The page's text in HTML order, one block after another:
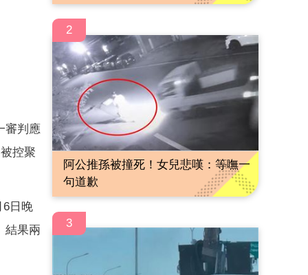
審判應
控聚
6日晚
結果兩
2
阿公推孫被撞死！女兒悲嘆：等嘸一
句道歉
3